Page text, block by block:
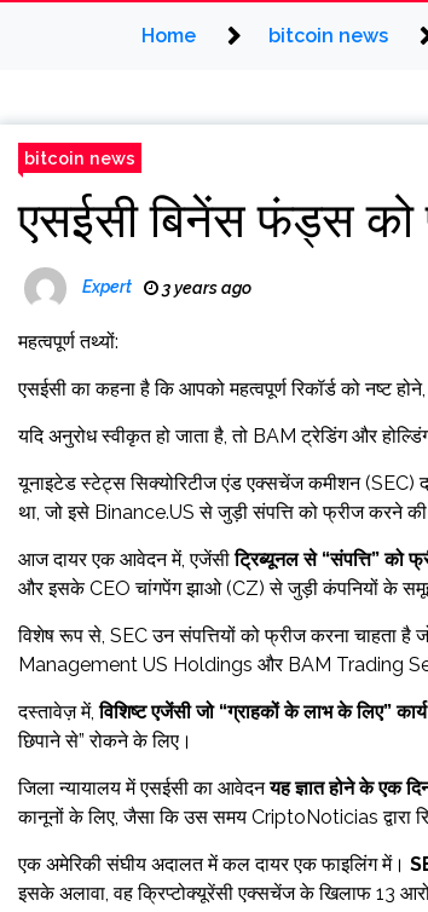
Home bitcoin news
bitcoin news
एसईसी बिनेंस फंड्स
Expert 3 years ago
महत्वपूर्ण तथ्यों:
एसईसी का कहना है कि आपको महत्वपूर्ण रिकॉर्ड को नष्ट
यदि अनुरोध स्वीकृत हो जाता है, तो BAM ट्रेडिंग और
यूनाइटेड स्टेट्स सिक्योरिटीज एंड एक्सचेंज कमीशन (SEC)
था, जो इसे Binance.US से जुड़ी संपत्ति को फ्रीज करने की
आज दायर एक आवेदन में, एजेंसीट्रिब्यूनल से “संपत्ति” को
और इसके CEO चांगपेंग झाओ (CZ) से जुड़ी कंपनियों के समूह
विशेष रूप से, SEC उन संपत्तियों को फ्रीज करना चाहता है
Management US Holdings और BAM Trading
दस्तावेज़ में,विशिष्ट एजेंसी जो “ग्राहकों के लाभ के लिए”
छिपाने से” रोकने के लिए।
जिला न्यायालय में एसईसी का आवेदनयह ज्ञात होने के एक
कानूनों के लिए, जैसा कि उस समय CriptoNoticias द्वारा
एक अमेरिकी संघीय अदालत में कल दायर एक फाइलिंग में।
इसके अलावा, वह क्रिप्टोक्यूरेंसी एक्सचेंज के खिलाफ 13